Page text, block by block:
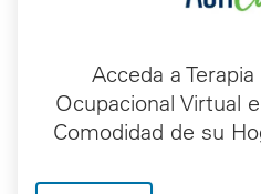
Acceda a
Ocupacional Virtual
Comodidad de su